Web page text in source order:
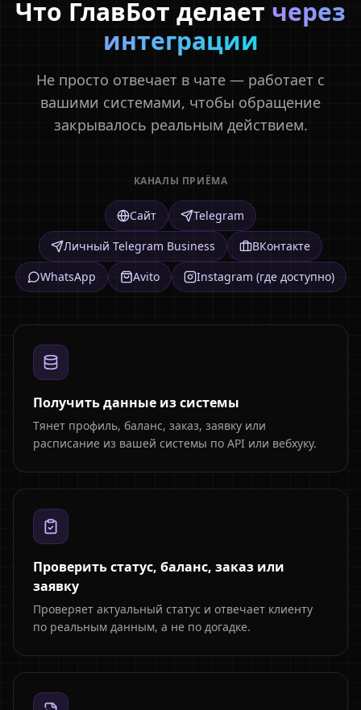
Что ГлавБот делает через
интеграции
Не просто отвечает в чате — работает с
вашими системами, чтобы обращение
закрывалось реальным действием.
КАНАЛЫ ПРИЁМА
Сайт
Telegram
Личный Telegram Business
ВКонтакте
WhatsApp
Avito Instagram (где доступно)
Получить данные из системы
Тянет профиль, баланс, заказ, заявку или
расписание из вашей системы по API или вебхуку.
Проверить статус, баланс, заказ или
заявку
Проверяет актуальный статус и отвечает клиенту
по реальным данным, а не по догадке.